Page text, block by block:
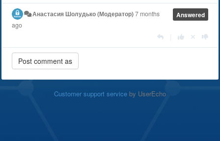
Answered
Анастасия Шолудько (Модератор)7 months
ago
Customer support service by UserEcho